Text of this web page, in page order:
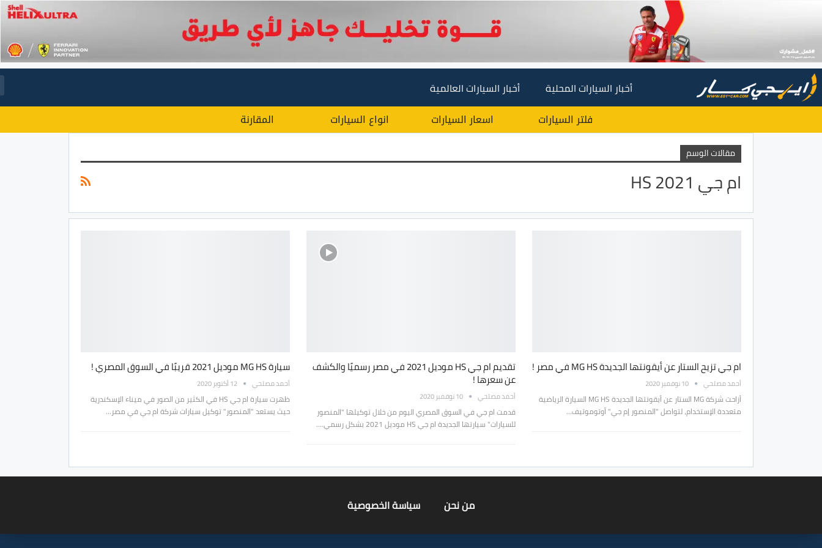
أخبار السيارات المحلية أخبار السيارات العالمية
فلتر السيارات اسعار السيارات انواع السيارات المقارنة
مقالات الوسم
ام جي HS 2021
ام جي تزيح الستار عن أيقونتها الجديدة MG HS في مصر !
أحمد مصلحي 10 نوفمبر 2020
أزاحت شركة MG الستار عن أيقونتها الجديدة MG HS السيارة الرياضية
متعددة الإستخدام، لتواصل "المنصور إم جي" أوتوموتيف…
تقديم ام جي HS موديل 2021 في مصر رسميًا والكشف
عن سعرها !
أحمد مصلحي 10 نوفمبر 2020
قدمت ام جي في السوق المصري اليوم من خلال توكيلها "المنصور
للسيارات" سيارتها الجديدة ام جي HS موديل 2021 بشكل رسمي.…
سيارة MG HS موديل 2021 قريبًا في السوق المصري !
أحمد مصلحي 12 أكتوبر 2020
ظهرت سيارة ام جي HS في الكثير من الصور في ميناء الإسكندرية
حيث يستعد "المنصور" توكيل سيارات شركة ام جي في مصر…
من نحن سياسة الخصوصية